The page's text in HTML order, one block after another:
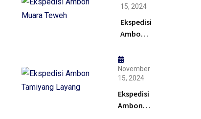
15, 2024
Ekspedisi
Ambon
Teweh –
Solusi
November
15, 2024
Ekspedisi
Ambon